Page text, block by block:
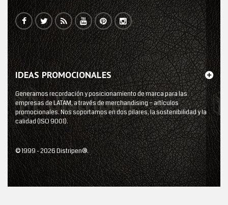
IDEAS PROMOCIONALES
Generamos recordación y posicionamiento de marca para las
empresas de LATAM, a través de merchandising – artículos
promocionales. Nos soportamos en dos pilares, la sostenibilidad y la
calidad (ISO 9001).
© 1999 - 2026 Distripen®.